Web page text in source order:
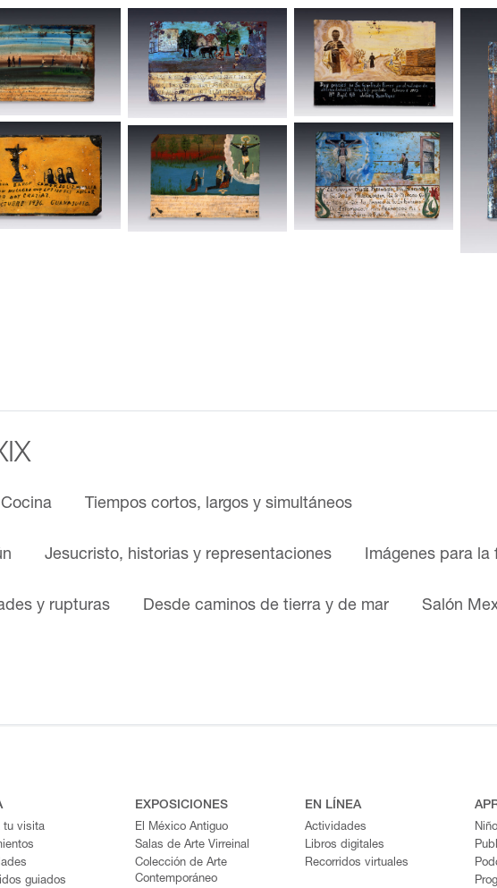
Cocina Tiempos cortos, largos y simultáneos
Jesucristo, historias y representaciones Imágenes para la
y rupturas Desde caminos de tierra y de mar Salón
tu visita
guiados
EXPOSICIONES
El México Antiguo
Salas de Arte Virreinal
Colección de Arte
Contemporáneo
EN LÍNEA
Actividades
Libros digitales
Recorridos virtuales